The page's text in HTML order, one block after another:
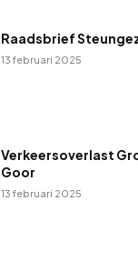
Raadsbrief
13 februari 2025
Verkeersoverlast
Goor
13 februari 2025